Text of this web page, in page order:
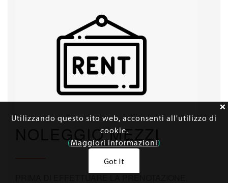
NOLEGGIO MEZZI
Utilizzando questo sito web, acconsenti all'utilizzo di
cookie.
(Maggiori informazioni)
Got It